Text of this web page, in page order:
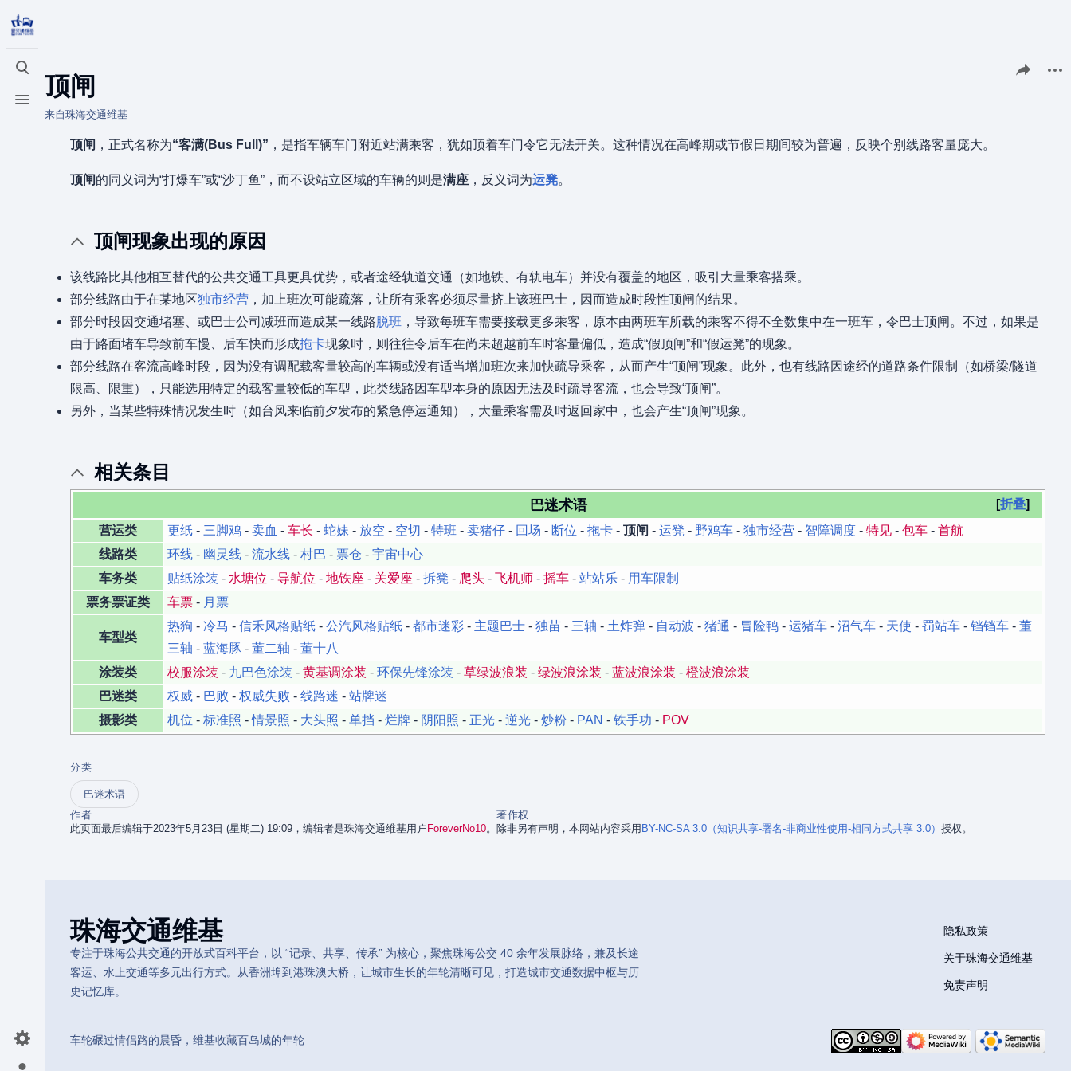
打开/关闭搜索
打开/关闭菜单
切换首选项菜单
顶闸
来自珠海交通维基
分享此页面
顶闸 ，正式名称为“客满(Bus Full)” ，是指车辆车门附近站满乘客，犹如顶着车门令它无法开关。这种情况在高峰期或节假日期间较为普遍，反映个别线路客量庞大。
顶闸的同义词为“打爆车”或“沙丁鱼”，而不设站立区域的车辆的则是满座 ，反义词为运凳。
顶闸现象出现的原因
该线路比其他相互替代的公共交通工具更具优势，或者途经轨道交通（如地铁、有轨电车）并没有覆盖的地区，吸引大量乘客搭乘。
部分线路由于在某地区独市经营 ，加上班次可能疏落，让所有乘客必须尽量挤上该班巴士，因而造成时段性顶闸的结果。
部分时段因交通堵塞、或巴士公司减班而造成某一线路脱班 ，导致每班车需要接载更多乘客，原本由两班车所载的乘客不得不全数集中在一班车，令巴士顶闸。不过，如果是
由于路面堵车导致前车慢、后车快而形成拖卡现象时，则往往令后车在尚未超越前车时客量偏低，造成“假顶闸”和“假运凳”的现象。
部分线路在客流高峰时段，因为没有调配载客量较高的车辆或没有适当增加班次来加快疏导乘客，从而产生“顶闸”现象。此外，也有线路因途经的道路条件限制（如桥梁/隧道
限高、限重），只能选用特定的载客量较低的车型，此类线路因车型本身的原因无法及时疏导客流，也会导致“顶闸”。
另外，当某些特殊情况发生时（如台风来临前夕发布的紧急停运通知），大量乘客需及时返回家中，也会产生“顶闸”现象。
相关条目
折叠
巴迷术语
营运类 更纸 - 三脚鸡 - 卖血 - 车长 - 蛇妹 - 放空 - 空切 - 特班 - 卖猪仔 - 回场 - 断位 - 拖卡 - 顶闸 - 运凳 - 野鸡车 - 独市经营 - 智障调度 - 特见 - 包车 - 首航
线路类
环线 - 幽灵线 - 流水线 - 村巴 - 票仓 - 宇宙中心
车务类
贴纸涂装 - 水塘位 - 导航位 - 地铁座 - 关爱座 - 拆凳 - 爬头 - 飞机师 - 摇车 - 站站乐 - 用车限制
票务票证类
车票 - 月票
车型类
热狗 - 冷马 - 信禾风格贴纸 - 公汽风格贴纸 - 都市迷彩 - 主题巴士 - 独苗 - 三轴 - 土炸弹 - 自动波 - 猪通 - 冒险鸭 - 运猪车 - 沼气车 - 天使 - 罚站车 - 铛铛车 - 董
三轴 - 蓝海豚 - 董二轴 - 董十八
涂装类
校服涂装 - 九巴色涂装 - 黄基调涂装 - 环保先锋涂装 - 草绿波浪装 - 绿波浪涂装 - 蓝波浪涂装 - 橙波浪涂装
巴迷类
权威 - 巴败 - 权威失败 - 线路迷 - 站牌迷
摄影类
机位 - 标准照 -情景照 - 大头照 - 单挡 - 烂牌 - 阴阳照 - 正光 - 逆光 - 炒粉 - PAN - 铁手功 - POV
分类
巴迷术语
作者
此页面最后编辑于2023年5月23日 (星期二) 19:09，编辑者是珠海交通维基用户 ForeverNo10。
著作权
除非另有声明，本网站内容采用 BY-NC-SA 3.0（知识共享-署名-非商业性使用-相同方式共享 3.0） 授权。
珠海交通维基
专注于珠海公共交通的开放式百科平台，以 “记录、共享、传承” 为核心，聚焦珠海公交 40 余年发展脉络，兼及长途
客运、水上交通等多元出行方式。从香洲埠到港珠澳大桥，让城市生长的年轮清晰可见，打造城市交通数据中枢与历
史记忆库。
隐私政策
关于珠海交通维基
免责声明
车轮碾过情侣路的晨昏，维基收藏百岛城的年轮